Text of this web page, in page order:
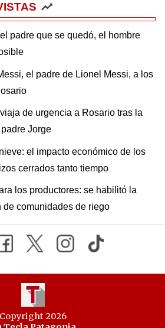
padre que se quedó, el hombre
el padre de Lionel Messi, a los
de urgencia a Rosario tras la
Jorge
el impacto económico de los
cerrados tanto tiempo
los productores: se habilitó la
de comunidades de riego
Copyright 2026